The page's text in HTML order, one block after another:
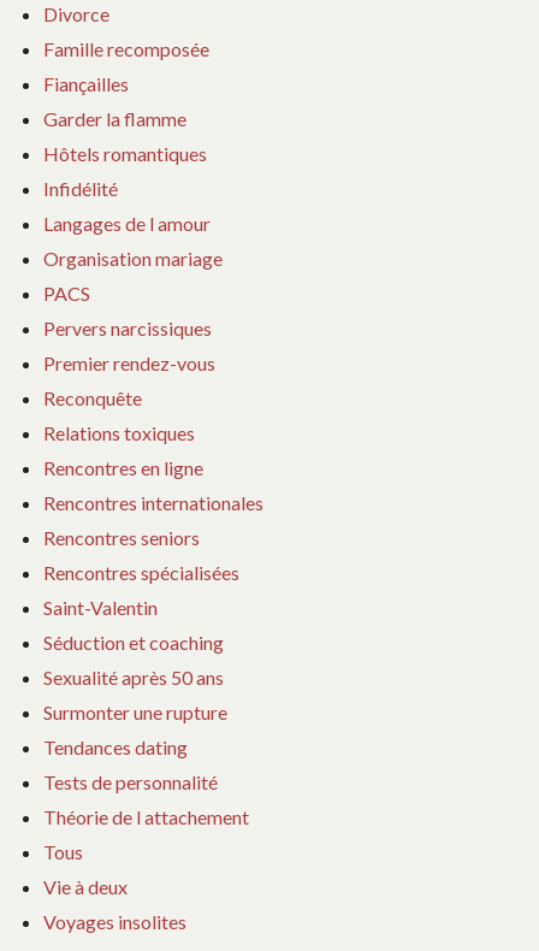
Divorce
Famille recomposée
Fiançailles
Garder la flamme
Hôtels romantiques
Infidélité
Langages de l amour
Organisation mariage
PACS
Pervers narcissiques
Premier rendez-vous
Reconquête
Relations toxiques
Rencontres en ligne
Rencontres internationales
Rencontres seniors
Rencontres spécialisées
Saint-Valentin
Séduction et coaching
Sexualité après 50 ans
Surmonter une rupture
Tendances dating
Tests de personnalité
Théorie de l attachement
Tous
Vie à deux
Voyages insolites